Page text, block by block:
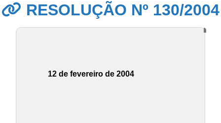
RESOLUÇÃO Nº 130/2004
12 de fevereiro de 2004